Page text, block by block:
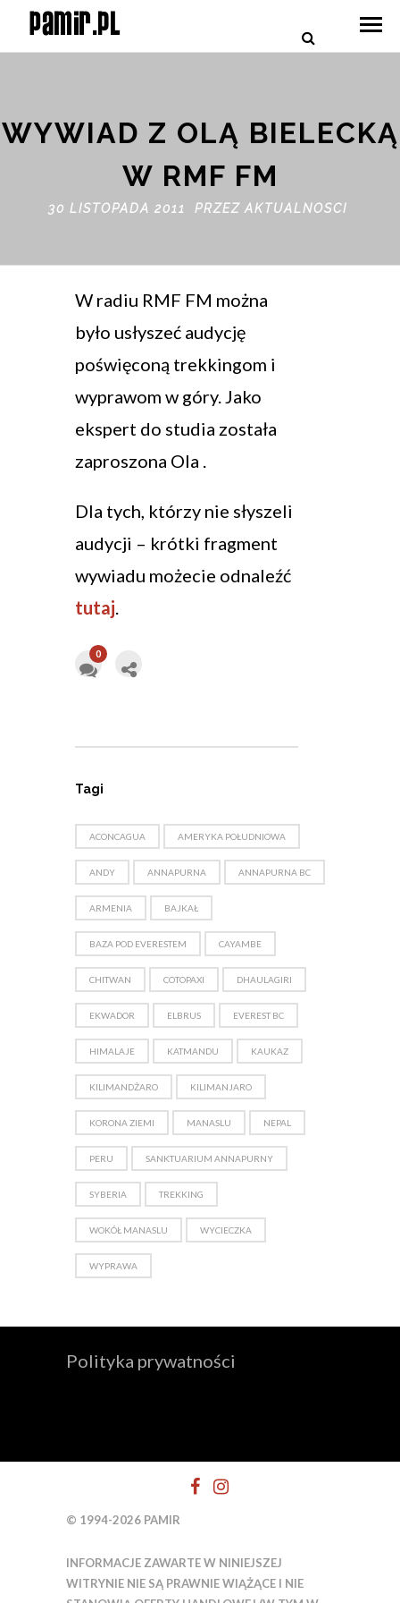
WYWIAD Z OLĄ BIELECKĄ
W RMF FM
30 LISTOPADA 2011 PRZEZAKTUALNOSCI
W radiu RMF FM można
było usłyszeć audycję
poświęconą trekkingom i
wyprawom w góry. Jako
ekspert do studia została
zaproszona Ola .
Dla tych, którzy nie słyszeli
audycji – krótki fragment
wywiadu możecie odnaleźć
tutaj.
0
Tagi
ACONCAGUA AMERYKA POŁUDNIOWA
ANDY ANNAPURNA ANNAPURNA BC
ARMENIA BAJKAŁ
BAZA POD EVERESTEM CAYAMBE
CHITWAN COTOPAXI DHAULAGIRI
EKWADOR ELBRUS EVEREST BC
HIMALAJE KATMANDU KAUKAZ
KILIMANDŻARO KILIMANJARO
KORONA ZIEMI MANASLU NEPAL
PERU SANKTUARIUM ANNAPURNY
SYBERIA TREKKING
WOKÓŁ MANASLU WYCIECZKA
WYPRAWA
Polityka prywatności
© 1994-2026 PAMIR
INFORMACJE ZAWARTE W NINIEJSZEJ
WITRYNIE NIE SĄ PRAWNIE WIĄŻĄCE I NIE